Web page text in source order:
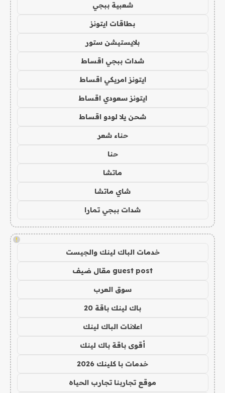
شعبية ببجي
بطاقات ايتونز
بلايستيشن ستور
شدات ببجي اقساط
ايتونز امريكي اقساط
ايتونز سعودي اقساط
شحن يلا لودو اقساط
حناء شعر
حنا
ماتشا
شاي ماتشا
شدات ببجي تمارا
!
خدمات الباك لينك والجيست
guest post مقال ضيف
سوق العرب
باك لينك باقة 20
اعلانات الباك لينك
أقوى باقة باك لينك
خدمات با كلينك 2026
موقع تجاربنا تجارب الحياه